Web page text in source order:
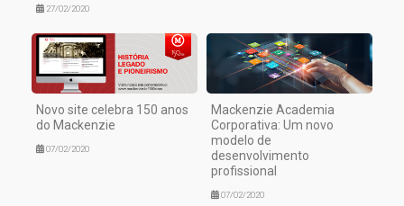
27/02/2020
Novo site celebra 150 anos
do Mackenzie
07/02/2020
Mackenzie Academia
Corporativa: Um novo
modelo de
desenvolvimento
profissional
07/02/2020